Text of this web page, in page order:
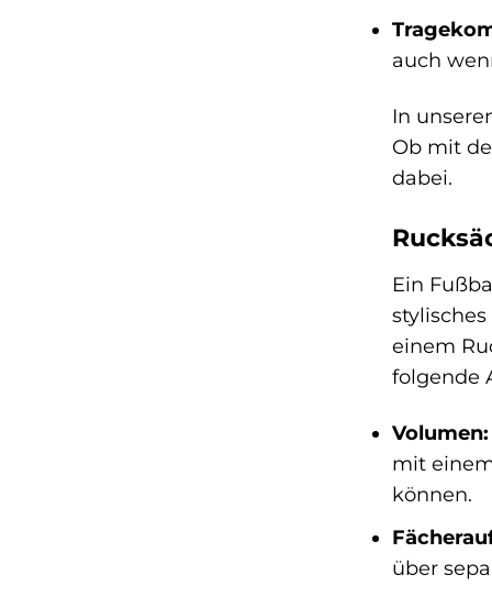
auch
In
Ob mit
dabei.
Ein
einem
folgende
Volumen:
mit
können.
über